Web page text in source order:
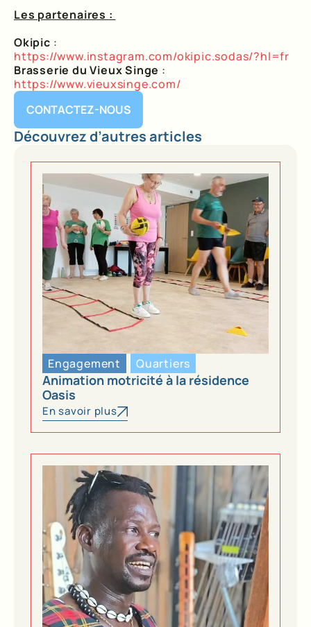
Les partenaires :
Okipic :
https://www.instagram.com/okipic.sodas/?hl=fr
Brasserie du Vieux Singe :
https://www.vieuxsinge.com/
CONTACTEZ-NOUS
Découvrez d’autres articles
Engagement Quartiers
Animation motricité à la résidence
Oasis
En savoir plus